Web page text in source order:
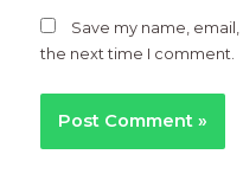
Save my name,
the next time I comment.